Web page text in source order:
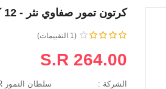
كرتون تمور صفاوي نثر - 12 كيلو - 010607
(1 التقييمات)
S.R 264.00
الشركة :
سلطان التمور Sultan AlTomouR